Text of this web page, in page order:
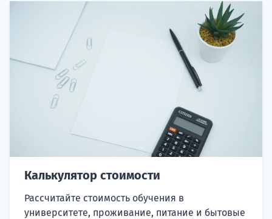
Калькулятор стоимости
Рассчитайте стоимость обучения в
университете, проживание, питание и бытовые